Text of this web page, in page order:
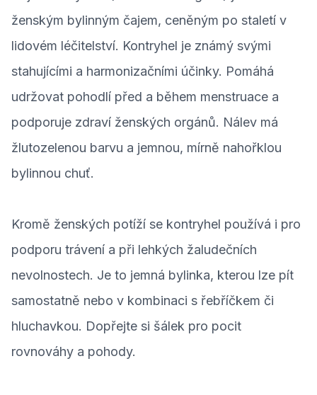
ženským bylinným čajem, ceněným po staletí v
lidovém léčitelství. Kontryhel je známý svými
stahujícími a harmonizačními účinky. Pomáhá
udržovat pohodlí před a během menstruace a
podporuje zdraví ženských orgánů. Nálev má
žlutozelenou barvu a jemnou, mírně nahořklou
bylinnou chuť.
Kromě ženských potíží se kontryhel používá i pro
podporu trávení a při lehkých žaludečních
nevolnostech. Je to jemná bylinka, kterou lze pít
samostatně nebo v kombinaci s řebříčkem či
hluchavkou. Dopřejte si šálek pro pocit
rovnováhy a pohody.